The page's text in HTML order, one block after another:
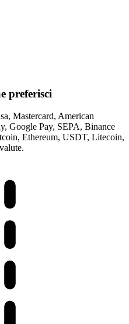
preferisci
Mastercard, American
Google Pay, SEPA, Binance
Ethereum, USDT, Litecoin,